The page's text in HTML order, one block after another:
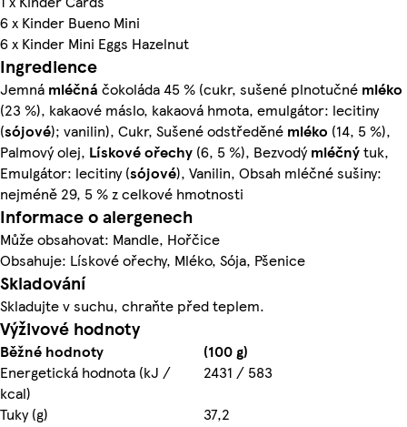
6 x Kinder Bueno Mini
6 x Kinder Mini Eggs Hazelnut
Ingredience
Jemná mléčná čokoláda 45 % (cukr, sušené plnotučné mléko
(23 %), kakaové máslo, kakaová hmota, emulgátor: lecitiny
(sójové); vanilin), Cukr, Sušené odstředěné mléko (14, 5 %),
Palmový olej, Lískové ořechy (6, 5 %), Bezvodýmléčnýtuk,
Emulgátor: lecitiny (sójové), Vanilin, Obsah mléčné sušiny:
nejméně 29, 5 % z celkové hmotnosti
Informace o alergenech
Může obsahovat: Mandle, Hořčice
Obsahuje: Lískové ořechy, Mléko, Sója, Pšenice
Skladování
Skladujte v suchu, chraňte před teplem.
Výživové hodnoty
Běžné hodnoty
(100 g)
Energetická hodnota (kJ /
kcal)
2431 / 583
Tuky (g)
37,2